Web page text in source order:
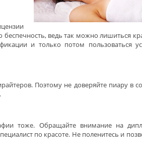
беспечность, ведь так можно лишиться
и только потом пользоваться
Поэтому не доверяйте пиару в
тоже. Обращайте внимание на
по красоте. Не поленитесь и